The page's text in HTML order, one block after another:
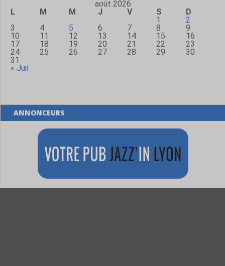
août 2026
L
M M J V S
D
1
2
3
4 5 6 7 8
9
10
11 12 13 14 15
16
17
18 19 20 21 22
23
24
25 26 27 28 29
30
31
« Juil
ANNONCEURS